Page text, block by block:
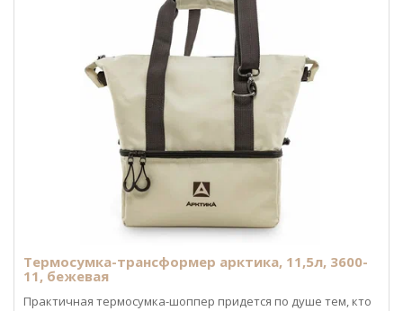
Термосумка-трансформер арктика, 11,5л, 3600-
11, бежевая
Практичная термосумка-шоппер придется по душе тем, кто